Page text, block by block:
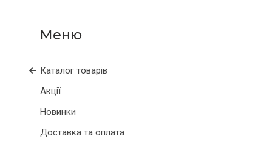
Каталог товарів
Акції
Новинки
Доставка та оплата